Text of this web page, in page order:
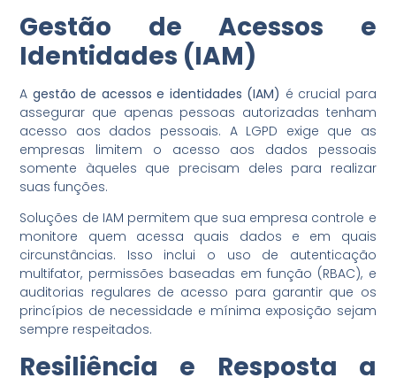
Gestão de Acessos e
Identidades (IAM)
A gestão de acessos e identidades (IAM) é crucial para
assegurar que apenas pessoas autorizadas tenham
acesso aos dados pessoais. A LGPD exige que as
empresas limitem o acesso aos dados pessoais
somente àqueles que precisam deles para realizar
suas funções.
Soluções de IAM permitem que sua empresa controle e
monitore quem acessa quais dados e em quais
circunstâncias. Isso inclui o uso de autenticação
multifator, permissões baseadas em função (RBAC), e
auditorias regulares de acesso para garantir que os
princípios de necessidade e mínima exposição sejam
sempre respeitados.
Resiliência e Resposta a